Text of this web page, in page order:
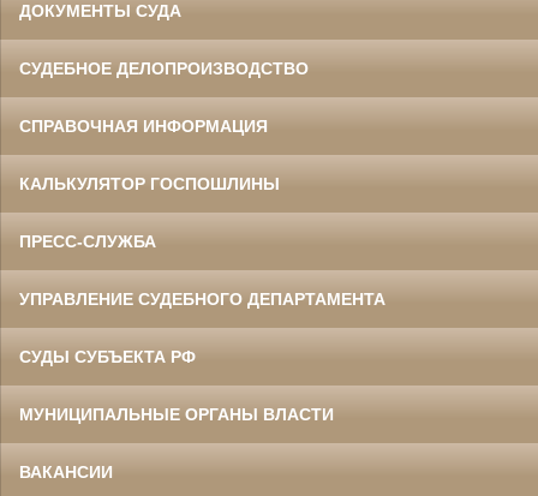
ДОКУМЕНТЫ СУДА
СУДЕБНОЕ ДЕЛОПРОИЗВОДСТВО
СПРАВОЧНАЯ ИНФОРМАЦИЯ
КАЛЬКУЛЯТОР ГОСПОШЛИНЫ
ПРЕСС-СЛУЖБА
УПРАВЛЕНИЕ СУДЕБНОГО ДЕПАРТАМЕНТА
СУДЫ СУБЪЕКТА РФ
МУНИЦИПАЛЬНЫЕ ОРГАНЫ ВЛАСТИ
ВАКАНСИИ